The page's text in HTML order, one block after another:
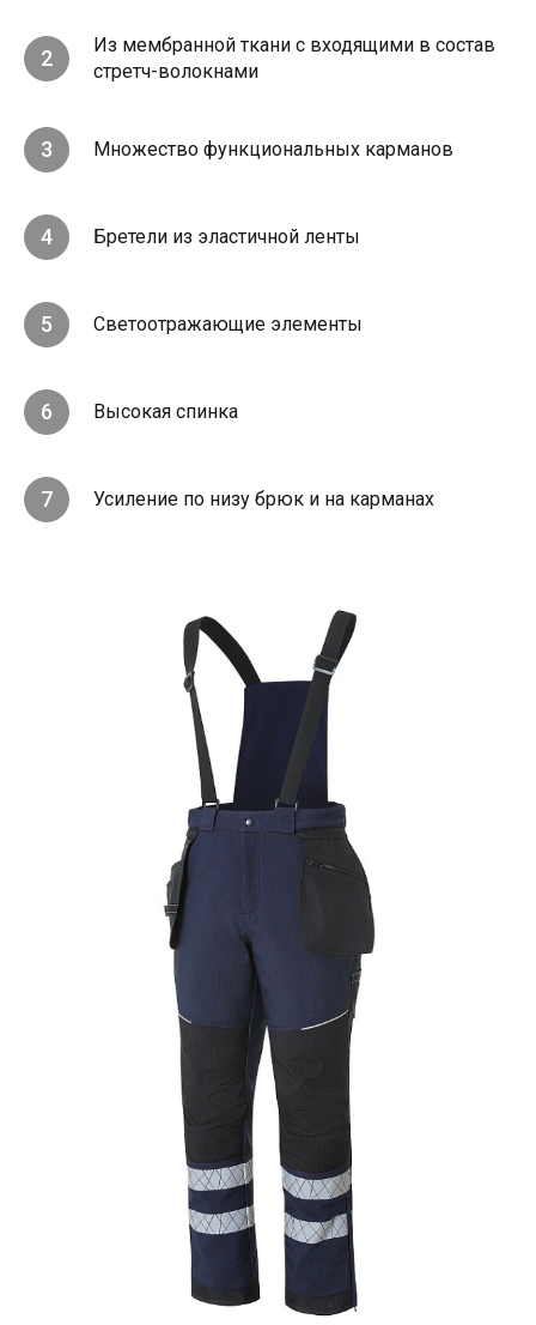
Из мембранной ткани с входящими в состав
стретч-волокнами
Множество функциональных карманов
Бретели из эластичной ленты
Светоотражающие элементы
Высокая спинка
Усиление по низу брюк и на карманах